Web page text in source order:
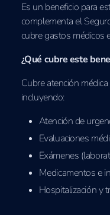
Es un beneficio para
complementa el
cubre gastos médicos
¿Qué cubre este
Cubre atención
incluyendo:
Atención de
Evaluaciones
Exámenes
Medicamentos e
Hospitalización y